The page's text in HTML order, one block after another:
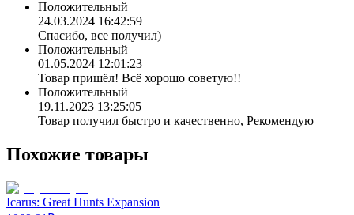
Положительный
24.03.2024 16:42:59
Спасибо, все получил)
Положительный
01.05.2024 12:01:23
Товар пришёл! Всё хорошо советую!!
Положительный
19.11.2023 13:25:05
Товар получил быстро и качественно, Рекомендую
Похожие товары
Icarus: Great Hunts Expansion